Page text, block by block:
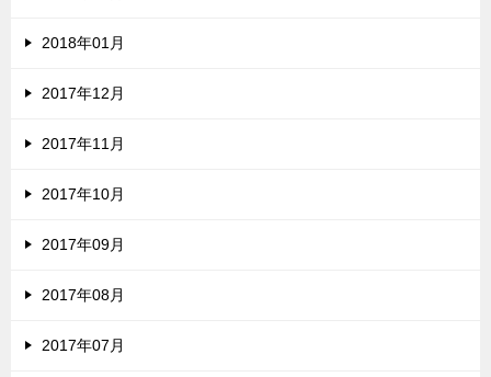
2018年01月
2017年12月
2017年11月
2017年10月
2017年09月
2017年08月
2017年07月